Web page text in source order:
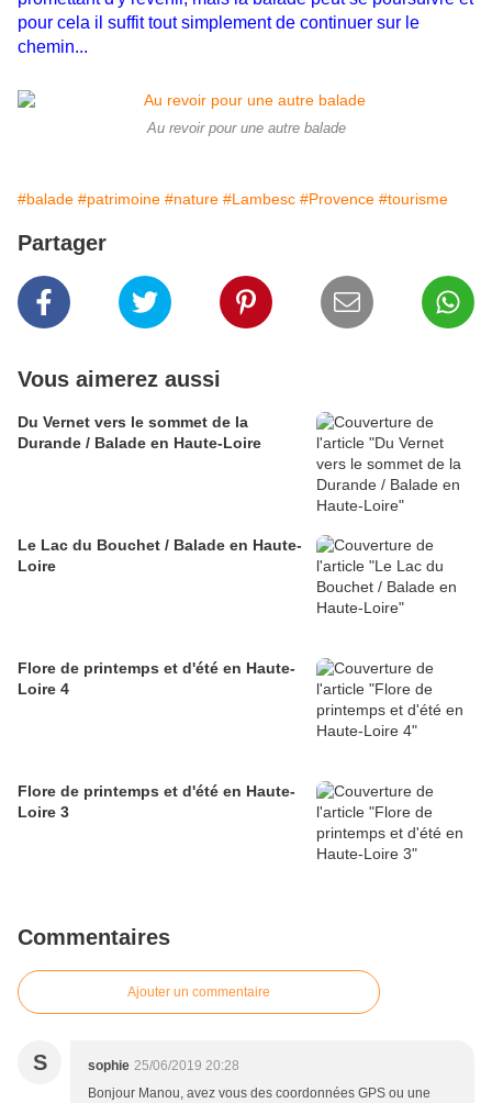
pour cela il suffit tout simplement de continuer sur le
chemin...
Au revoir pour une autre balade
#balade #patrimoine #nature #Lambesc #Provence #tourisme
Partager
Vous aimerez aussi
Du Vernet vers le sommet de la
Durande / Balade en Haute-Loire
Le Lac du Bouchet / Balade en Haute-
Loire
Flore de printemps et d'été en Haute-
Loire 4
Flore de printemps et d'été en Haute-
Loire 3
Commentaires
Ajouter un commentaire
S sophie 25/06/2019 20:28
Bonjour Manou, avez vous des coordonnées GPS ou une